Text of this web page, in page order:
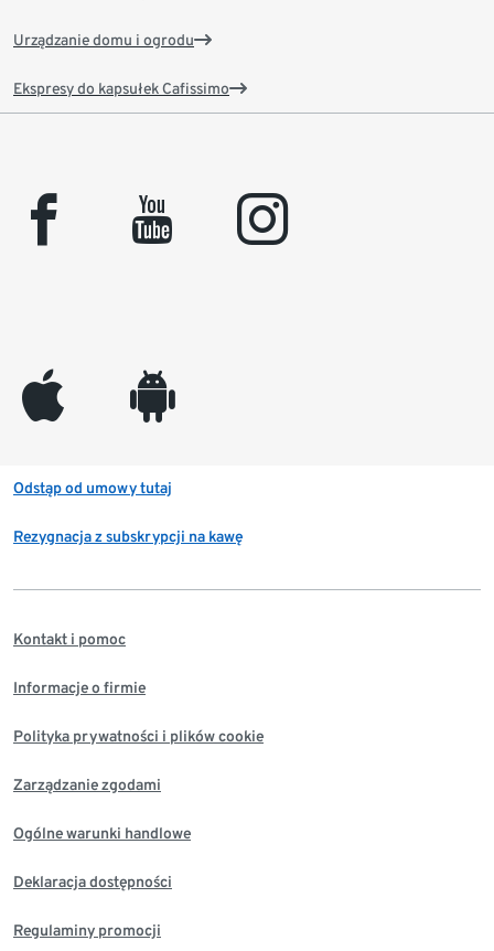
Urządzanie domu i ogrodu
Ekspresy do kapsułek Cafissimo
facebook youtube instagram
appleinc android
Odstąp od umowy tutaj
Rezygnacja z subskrypcji na kawę
Kontakt i pomoc
Informacje o firmie
Polityka prywatności i plików cookie
Zarządzanie zgodami
Ogólne warunki handlowe
Deklaracja dostępności
Regulaminy promocji